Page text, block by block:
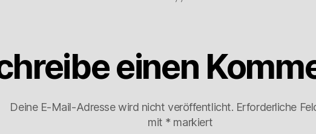
einen
Deine E-Mail-Adresse wird nicht veröffentlicht. Erforderliche
mit * markiert